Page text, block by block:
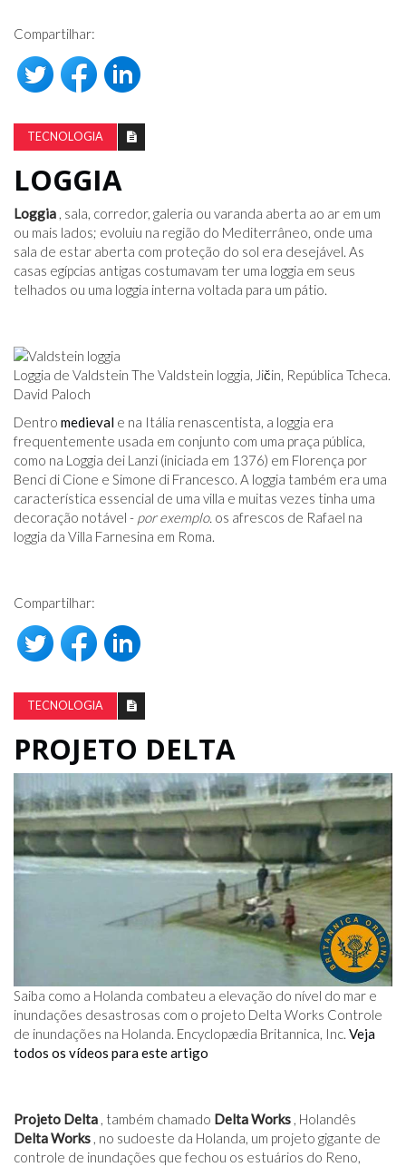
Compartilhar:
TECNOLOGIA
LOGGIA
Loggia , sala, corredor, galeria ou varanda aberta ao ar em um
ou mais lados; evoluiu na região do Mediterrâneo, onde uma
sala de estar aberta com proteção do sol era desejável. As
casas egípcias antigas costumavam ter uma loggia em seus
telhados ou uma loggia interna voltada para um pátio.
Loggia de Valdstein The Valdstein loggia, Jičin, República Tcheca.
David Paloch
Dentro medieval e na Itália renascentista, a loggia era
frequentemente usada em conjunto com uma praça pública,
como na Loggia dei Lanzi (iniciada em 1376) em Florença por
Benci di Cione e Simone di Francesco. A loggia também era uma
característica essencial de uma villa e muitas vezes tinha uma
decoração notável - por exemplo. os afrescos de Rafael na
loggia da Villa Farnesina em Roma.
Compartilhar:
TECNOLOGIA
PROJETO DELTA
Saiba como a Holanda combateu a elevação do nível do mar e
inundações desastrosas com o projeto Delta Works Controle
de inundações na Holanda. Encyclopædia Britannica, Inc. Veja
todos os vídeos para este artigo
Projeto Delta , também chamado Delta Works , Holandês
Delta Works , no sudoeste da Holanda, um projeto gigante de
controle de inundações que fechou os estuários do Reno,